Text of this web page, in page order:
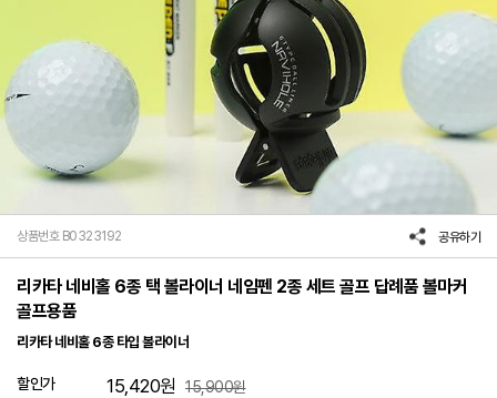
상품번호 B0323192 공유하기
리카타 네비홀 6종 택 볼라이너 네임펜 2종 세트 골프 답례품 볼마커
골프용품
리카타 네비홀 6종 타입 볼라이너
할인가 15,420원 15,900원